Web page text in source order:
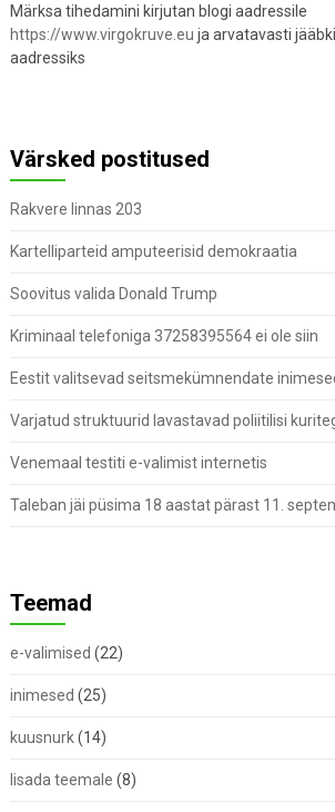
Märksa tihedamini kirjutan blogi aadressile
https://www.virgokruve.eu ja arvatavasti
aadressiks
Värsked postitused
Rakvere linnas 203
Kartelliparteid amputeerisid demokraatia
Soovitus valida Donald Trump
Kriminaal telefoniga 37258395564 ei ole siin
Eestit valitsevad seitsmekümnendate
Varjatud struktuurid lavastavad poliitilisi
Venemaal testiti e-valimist internetis
Taleban jäi püsima 18 aastat pärast 11.
Teemad
e-valimised (22)
inimesed (25)
kuusnurk(14)
lisada teemale (8)